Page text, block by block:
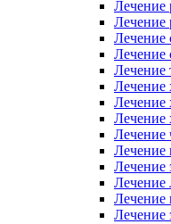
Лечение
Лечение
Лечение
Лечение
Лечение
Лечение
Лечение
Лечение
Лечение
Лечение
Лечение
Лечение
Лечение